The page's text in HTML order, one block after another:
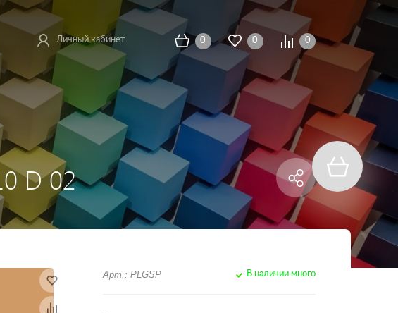
Личный кабинет 0 0 0
D 02
Арт.: PLGSP В наличии много